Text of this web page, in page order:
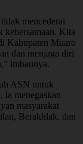
mencederai
kebersamaan. Kita
Kabupaten Muaro
dan menjaga diri
imbaunya.
ASN untuk
Ia menegaskan
masyarakat
Berakhlak, dan